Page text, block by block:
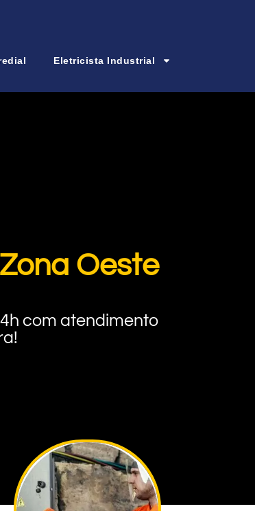
Eletricista Industrial
Oeste
com atendimento